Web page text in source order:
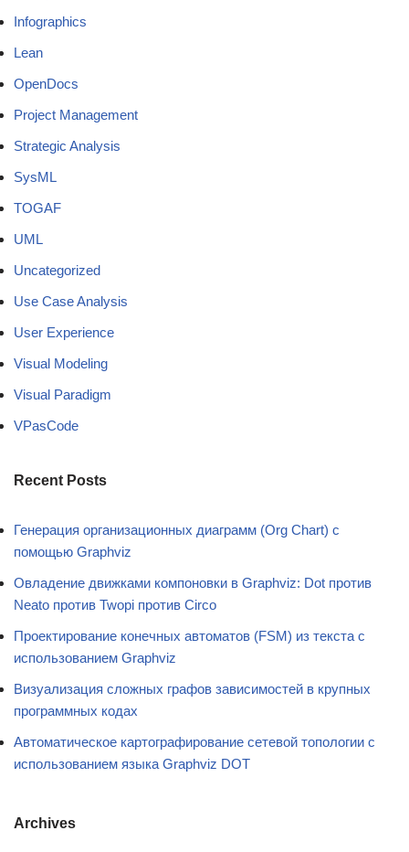
Infographics
Lean
OpenDocs
Project Management
Strategic Analysis
SysML
TOGAF
UML
Uncategorized
Use Case Analysis
User Experience
Visual Modeling
Visual Paradigm
VPasCode
Recent Posts
Генерация организационных диаграмм (Org Chart) с
помощью Graphviz
Овладение движками компоновки в Graphviz: Dot против
Neato против Twopi против Circo
Проектирование конечных автоматов (FSM) из текста с
использованием Graphviz
Визуализация сложных графов зависимостей в крупных
программных кодах
Автоматическое картографирование сетевой топологии с
использованием языка Graphviz DOT
Archives